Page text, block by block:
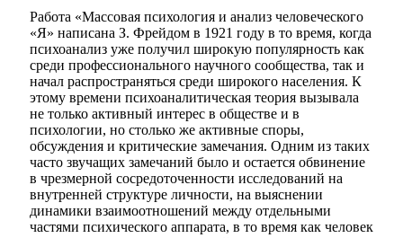
Работа «Массовая психология и анализ человеческого
«Я» написана З. Фрейдом в 1921 году в то время, когда
психоанализ уже получил широкую популярность как
среди профессионального научного сообщества, так и
начал распространяться среди широкого населения. К
этому времени психоаналитическая теория вызывала
не только активный интерес в обществе и в
психологии, но столько же активные споры,
обсуждения и критические замечания. Одним из таких
часто звучащих замечаний было и остается обвинение
в чрезмерной сосредоточенности исследований на
внутренней структуре личности, на выяснении
динамики взаимоотношений между отдельными
частями психического аппарата, в то время как человек